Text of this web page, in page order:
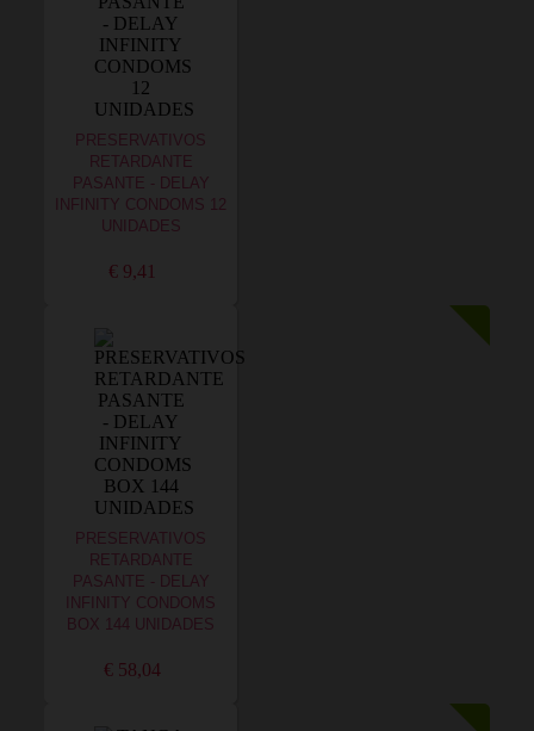
PRESERVATIVOS
RETARDANTE
PASANTE - DELAY
INFINITY CONDOMS 12
UNIDADES
€ 9,41
PRESERVATIVOS
RETARDANTE
PASANTE - DELAY
INFINITY CONDOMS
BOX 144 UNIDADES
€ 58,04